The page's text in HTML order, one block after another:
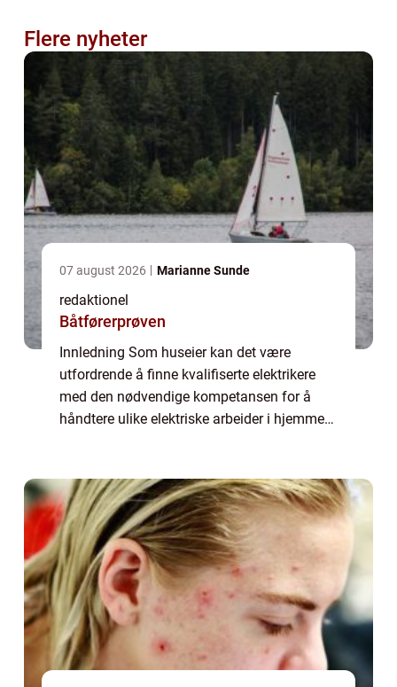
Flere nyheter
07 august 2026 Marianne Sunde
redaktionel
Båtførerprøven
Innledning Som huseier kan det være
utfordrende å finne kvalifiserte elektrikere
med den nødvendige kompetansen for å
håndtere ulike elektriske arbeider i hjemmet